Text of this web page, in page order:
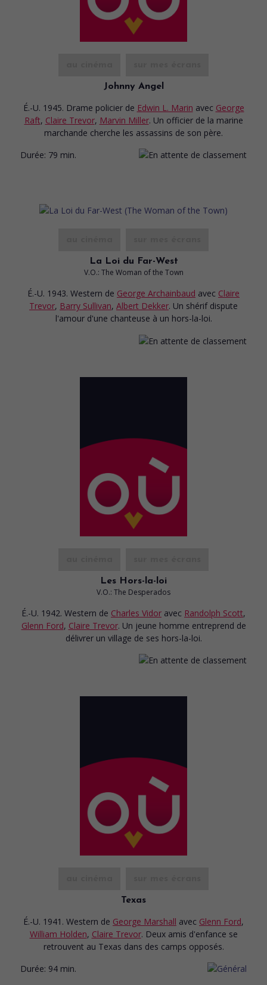
Johnny Angel
É.-U. 1945. Drame policier de Edwin L. Marin avec George
Raft, Claire Trevor, Marvin Miller. Un officier de la marine
marchande cherche les assassins de son père.
Durée: 79 min.
La Loi du Far-West
V.O.: The Woman of the Town
É.-U. 1943. Western de George Archainbaud avec Claire
Trevor, Barry Sullivan, Albert Dekker. Un shérif dispute
l'amour d'une chanteuse à un hors-la-loi.
Les Hors-la-loi
V.O.: The Desperados
É.-U. 1942. Western de Charles Vidor avec Randolph Scott,
Glenn Ford, Claire Trevor. Un jeune homme entreprend de
délivrer un village de ses hors-la-loi.
Texas
É.-U. 1941. Western de George Marshall avec Glenn Ford,
William Holden, Claire Trevor. Deux amis d'enfance se
retrouvent au Texas dans des camps opposés.
Durée: 94 min.